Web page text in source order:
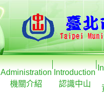
Administration
機關介紹
Introduction
認識中山